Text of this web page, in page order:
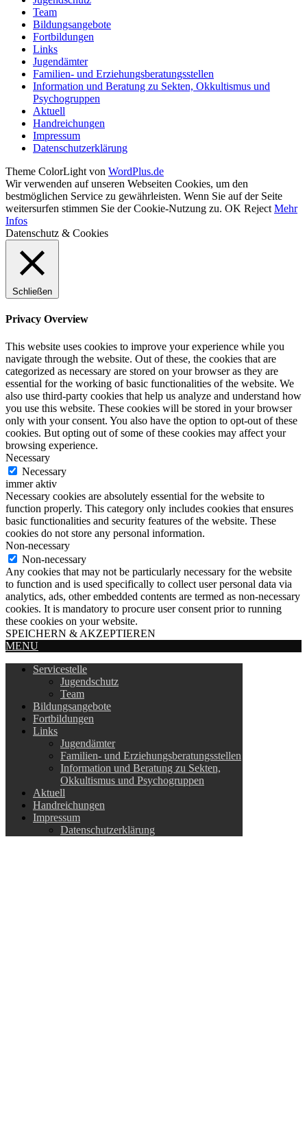
Team
Bildungsangebote
Fortbildungen
Links
Jugendämter
Familien- und Erziehungsberatungsstellen
Information und Beratung zu Sekten, Okkultismus und
Psychogruppen
Aktuell
Handreichungen
Impressum
Datenschutzerklärung
Theme ColorLight von WordPlus.de
Wir verwenden auf unseren Webseiten Cookies, um den
bestmöglichen Service zu gewährleisten. Wenn Sie auf der Seite
weitersurfen stimmen Sie der Cookie-Nutzung zu. OK Reject Mehr
Infos
Datenschutz & Cookies
Schließen
Privacy Overview
This website uses cookies to improve your experience while you
navigate through the website. Out of these, the cookies that are
categorized as necessary are stored on your browser as they are
essential for the working of basic functionalities of the website. We
also use third-party cookies that help us analyze and understand how
you use this website. These cookies will be stored in your browser
only with your consent. You also have the option to opt-out of these
cookies. But opting out of some of these cookies may affect your
browsing experience.
Necessary
Necessary
immer aktiv
Necessary cookies are absolutely essential for the website to
function properly. This category only includes cookies that ensures
basic functionalities and security features of the website. These
cookies do not store any personal information.
Non-necessary
Non-necessary
Any cookies that may not be particularly necessary for the website
to function and is used specifically to collect user personal data via
analytics, ads, other embedded contents are termed as non-necessary
cookies. It is mandatory to procure user consent prior to running
these cookies on your website.
SPEICHERN & AKZEPTIEREN
MENU
Servicestelle
Jugendschutz
Team
Bildungsangebote
Fortbildungen
Links
Jugendämter
Familien- und Erziehungsberatungsstellen
Information und Beratung zu Sekten,
Okkultismus und Psychogruppen
Aktuell
Handreichungen
Impressum
Datenschutzerklärung